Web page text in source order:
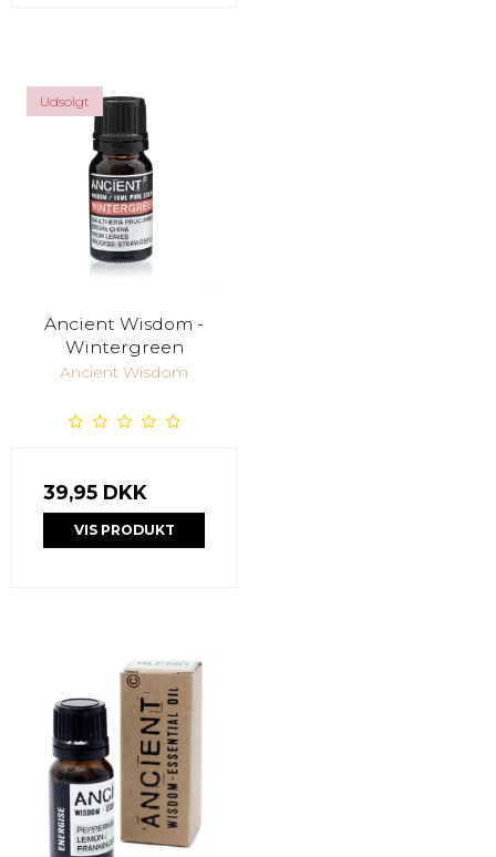
Udsolgt
Ancient Wisdom -
Wintergreen
Ancient Wisdom
39,95 DKK
VIS PRODUKT